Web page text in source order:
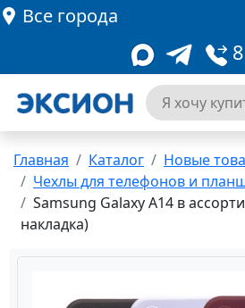
Все города
Главная Каталог
Новые
Чехлы для телефонов и
Samsung Galaxy A14 в
накладка)